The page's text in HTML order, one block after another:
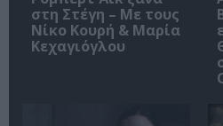
στη Στέγη – Με τους
Νίκο Κουρή & Μαρία
Κεχαγιόγλου